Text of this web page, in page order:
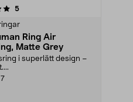
5recensioner
Ring Air
Matte Grey
i superlätt design –
7